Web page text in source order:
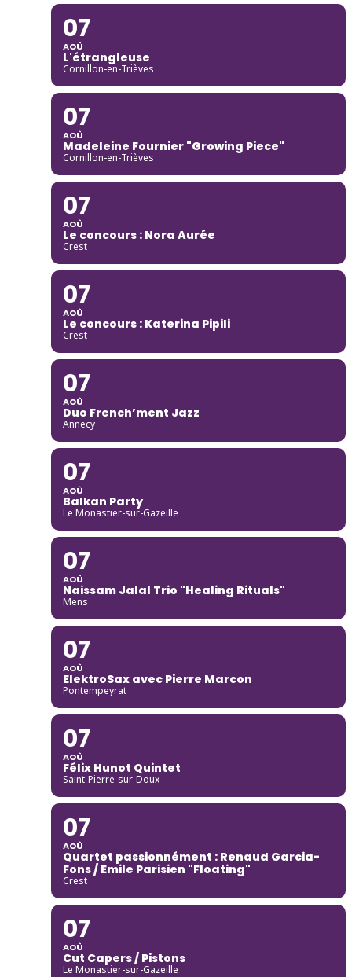
07
AOÛ
L'étrangleuse
Cornillon-en-Trièves
07
AOÛ
Madeleine Fournier "Growing Piece"
Cornillon-en-Trièves
07
AOÛ
Le concours : Nora Aurée
Crest
07
AOÛ
Le concours : Katerina Pipili
Crest
07
AOÛ
Duo French’ment Jazz
Annecy
07
AOÛ
Balkan Party
Le Monastier-sur-Gazeille
07
AOÛ
Naissam Jalal Trio "Healing Rituals"
Mens
07
AOÛ
ElektroSax avec Pierre Marcon
Pontempeyrat
07
AOÛ
Félix Hunot Quintet
Saint-Pierre-sur-Doux
07
AOÛ
Quartet passionnément : Renaud Garcia-
Fons / Emile Parisien "Floating"
Crest
07
AOÛ
Cut Capers / Pistons
Le Monastier-sur-Gazeille